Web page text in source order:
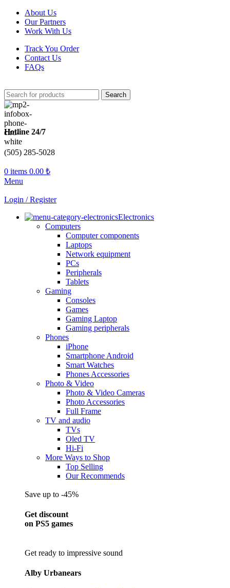
About Us
Our Partners
Work With Us
Track You Order
Contact Us
FAQs
Search
Hotline 24/7
(505) 285-5028
0 items 0.00 ₺
Menu
Login / Register
Electronics
Computers
Computer components
Laptops
Network equipment
PCs
Peripherals
Tablets
Gaming
Consoles
Games
Gaming Laptop
Gaming peripherals
Phones
iPhone
Smartphone Android
Smart Watches
Phones Accessories
Photo & Video
Photo & Video Cameras
Photo Accessories
Full Frame
TV and audio
TVs
Oled TV
Hi-Fi
More Ways to Shop
Top Selling
Our Recommends
Save up to -45%
Get discount
on PS5 games
Get ready to impressive sound
Alby Urbanears